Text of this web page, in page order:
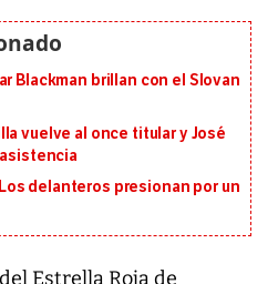
Blackman brillan con el Slovan
vuelve al once titular y José
delanteros presionan por un
Estrella Roja de